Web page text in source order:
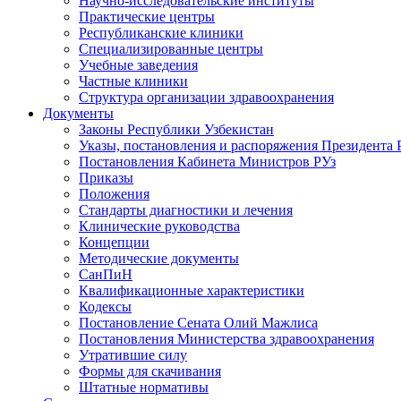
Практические центры
Республиканские клиники
Специализированные центры
Учебные заведения
Частные клиники
Структура организации здравоохранения
Документы
Законы Республики Узбекистан
Указы, постановления и распоряжения Президента
Постановления Кабинета Министров РУз
Приказы
Положения
Стандарты диагностики и лечения
Клинические руководства
Концепции
Методические документы
СанПиН
Квалификационные характеристики
Кодексы
Постановление Сената Олий Мажлиса
Постановления Министерства здравоохранения
Утратившие силу
Формы для скачивания
Штатные нормативы